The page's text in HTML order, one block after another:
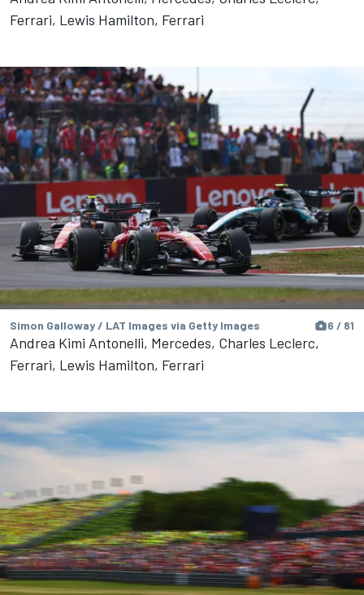
Ferrari, Lewis Hamilton, Ferrari
Simon Galloway / LAT Images via Getty Images 6 / 81
Andrea Kimi Antonelli, Mercedes, Charles Leclerc,
Ferrari, Lewis Hamilton, Ferrari